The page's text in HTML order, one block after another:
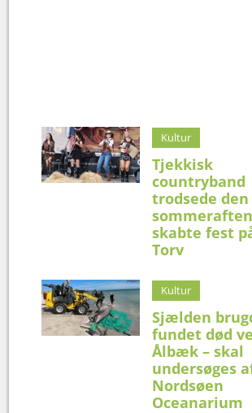
Kultur
Tjekkisk
countryband
trodsede
skabte fest
Torv
Kultur
Sjælden
fundet død
Ålbæk – skal
undersøges
Nordsøen
Oceanarium